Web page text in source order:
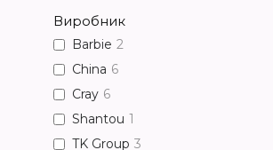
Виробник
Barbie 2
China 6
Cray 6
Shantou 1
TK Group 3